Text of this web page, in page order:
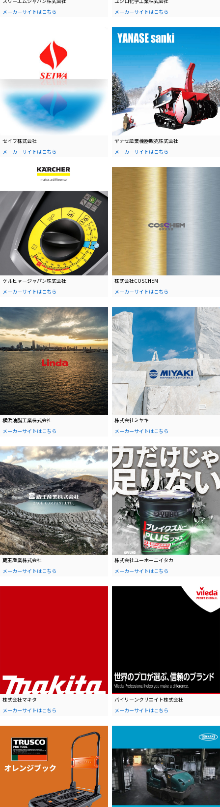
メーカーサイトはこちら
メーカーサイトはこちら
セイワ株式会社
メーカーサイトはこちら
ヤナセ産業機器販売株式会社
メーカーサイトはこちら
ケルヒャージャパン株式会社
メーカーサイトはこちら
株式会社COSCHEM
メーカーサイトはこちら
横浜油脂工業株式会社
メーカーサイトはこちら
株式会社ミヤキ
メーカーサイトはこちら
蔵王産業株式会社
メーカーサイトはこちら
株式会社ユーホーニイタカ
メーカーサイトはこちら
株式会社マキタ
メーカーサイトはこちら
バイリーンクリエイト株式会社
メーカーサイトはこちら